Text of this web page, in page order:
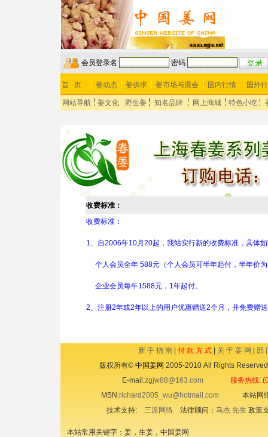
会员登录名 密码
首 页 姜动态 姜供求 姜市场与展会 国内行情 国外
网站导航 姜文化 野生姜 知名品牌 网上商城 特色小吃
收费标准：
收费标准：
1、自2006年10月20起，我站实行新的收费标准，具体
个人会员全年 588元（个人会员可半年起付，半年价
企业会员每年1588元，1年起付。
2、注册2年或2年以上的用户优惠赠送2个月，并免费赠
新 手 指 南 付 款 方 式 关 于 姜 网
部
版权所有© 中国姜网 2005-2010 All Rights
E-mail:zgjw88@163.com
服务热线
MSN:richard2005_wu@hotmail.com 本站网络
技术支持: 三原网络法律顾问： 马杰 先生 政策
本站常用关键字：姜，生姜，中国姜网